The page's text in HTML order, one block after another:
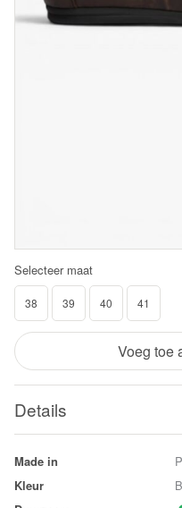
Selecteer maat
38 39 40 41
Voeg toe
Details
Made in
Kleur